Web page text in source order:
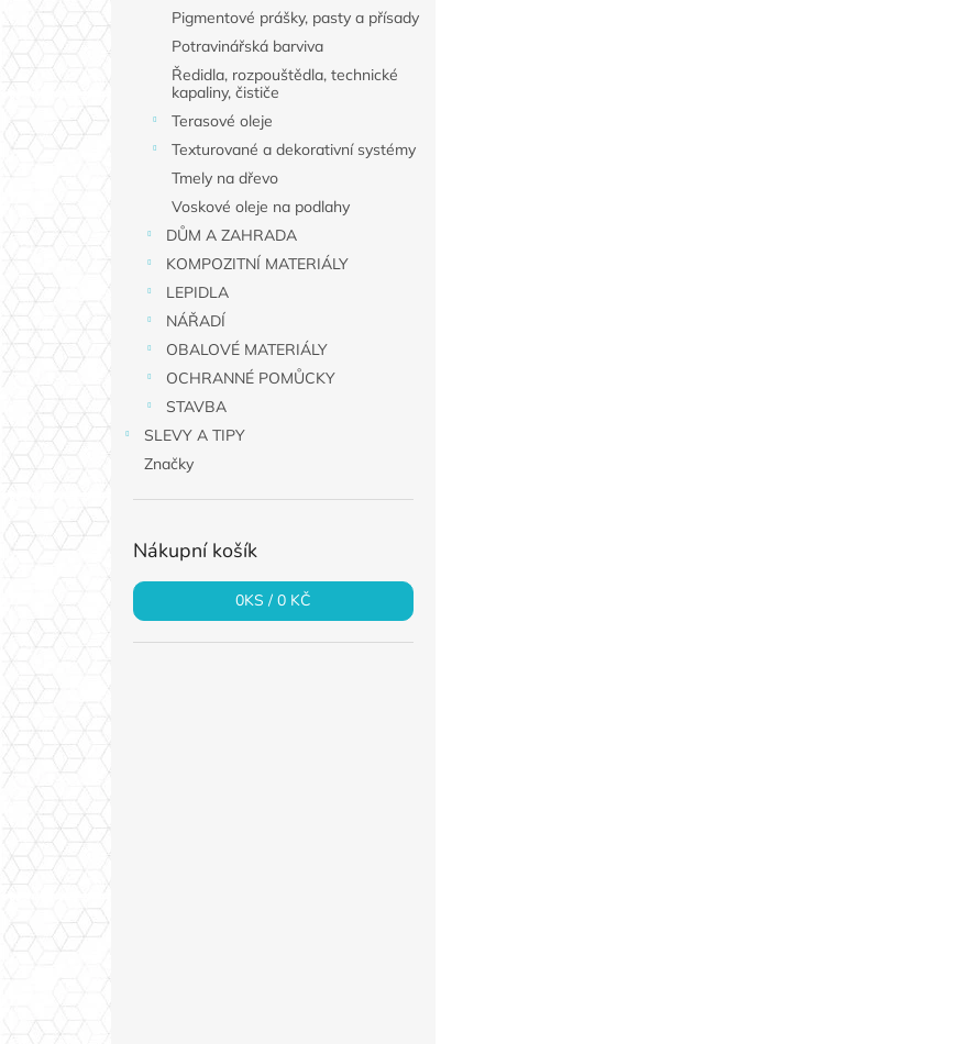
Pigmentové prášky, pasty a přísady
Potravinářská barviva
Ředidla, rozpouštědla, technické
kapaliny, čističe
Terasové oleje
Texturované a dekorativní systémy
Tmely na dřevo
Voskové oleje na podlahy
DŮM A ZAHRADA
KOMPOZITNÍ MATERIÁLY
LEPIDLA
NÁŘADÍ
OBALOVÉ MATERIÁLY
OCHRANNÉ POMŮCKY
STAVBA
SLEVY A TIPY
Značky
Nákupní košík
0KS /0 KČ